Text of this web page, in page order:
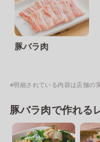
豚バラ肉
※明細されている内容は店舗の
豚バラ肉で作れる